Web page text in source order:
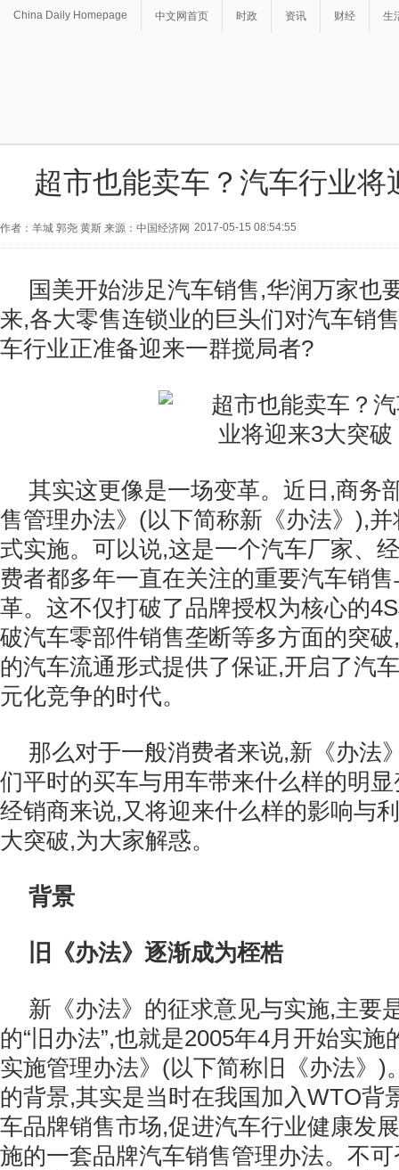
China Daily Homepage 中文网首页 时政 资讯 财经 生
超市也能卖车？汽车行业将
作者：羊城 郭尧 黄斯 来源：中国经济网 2017-05-15 08:54:55
国美开始涉足汽车销售,华润万家也
来,各大零售连锁业的巨头们对汽车销
车行业正准备迎来一群搅局者?
其实这更像是一场变革。近日,商务
售管理办法》(以下简称新《办法》),
式实施。可以说,这是一个汽车厂家、
费者都多年一直在关注的重要汽车销
革。这不仅打破了品牌授权为核心的
破汽车零部件销售垄断等多方面的突
的汽车流通形式提供了保证,开启了汽
元化竞争的时代。
那么对于一般消费者来说,新《办法
们平时的买车与用车带来什么样的明
经销商来说,又将迎来什么样的影响与
大突破,为大家解惑。
背景
旧《办法》逐渐成为桎梏
新《办法》的征求意见与实施,主要
的“旧办法”,也就是2005年4月开始实施
实施管理办法》(以下简称旧《办法》)
的背景,其实是当时在我国加入WTO背
车品牌销售市场,促进汽车行业健康发
施的一套品牌汽车销售管理办法。不